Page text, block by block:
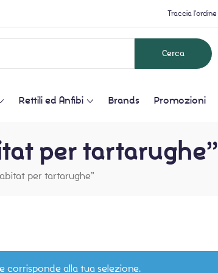
Traccia l'ordine
Rettili ed Anfibi Brands Promozioni
per tartarughe”
per tartarughe”
corrisponde alla tua selezione.